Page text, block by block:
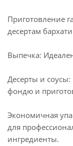
Приготовление
десертам
Выпечка:
Десерты и
фондю и
Экономичная
для
ингредиенты.